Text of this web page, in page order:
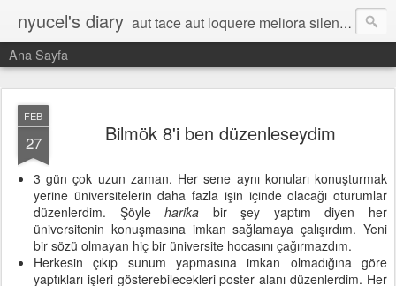
nyucel's diary aut tace aut loquere meliora silentio
Ana Sayfa
FEB
27 Bilmök 8'i ben düzenleseydim
3 gün çok uzun zaman. Her sene aynı konuları konuşturmak
yerine üniversitelerin daha fazla işin içinde olacağı oturumlar
düzenlerdim. Şöyleharika bir şey yaptım diyen her
üniversitenin konuşmasına imkan sağlamaya çalışırdım. Yeni
bir sözü olmayan hiç bir üniversite hocasını çağırmazdım.
Herkesin çıkıp sunum yapmasına imkan olmadığına göre
yaptıkları işleri gösterebilecekleri poster alanı düzenlerdim. Her